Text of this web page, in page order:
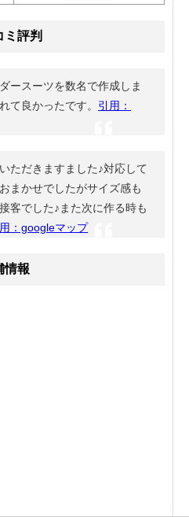
評判
ースーツを数名で作成しま
て良かったです。 引用：
ただきますました♪対応して
まかせでしたがサイズ感も
客でした♪また次に作る時も
：googleマップ
情報